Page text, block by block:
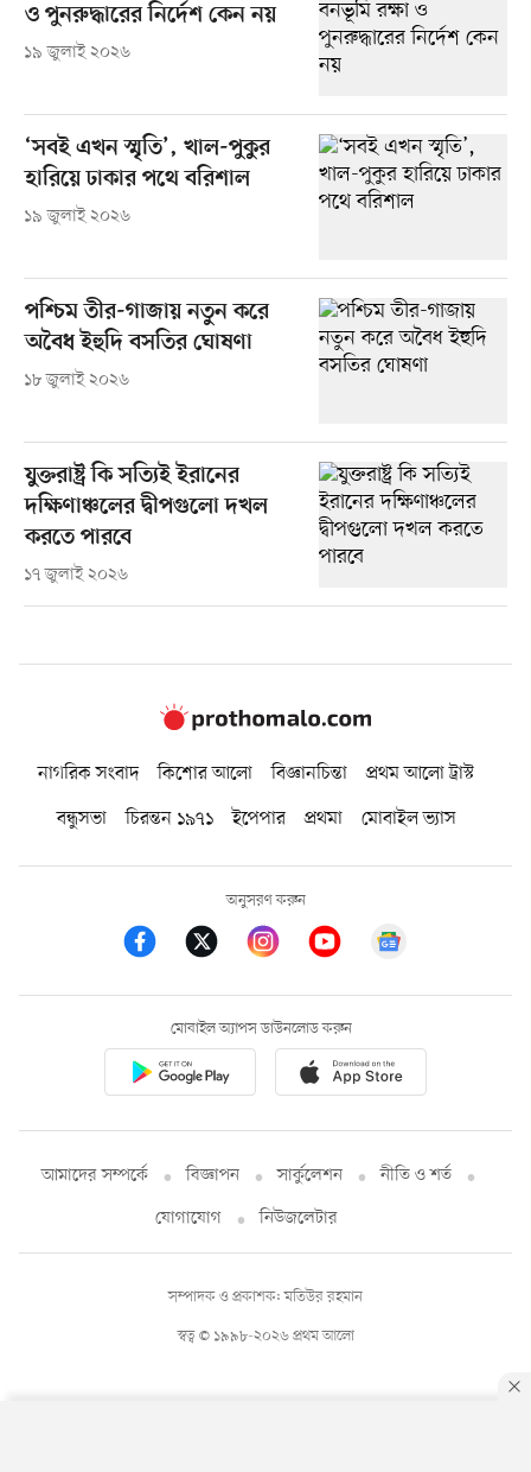
ও পুনরুদ্ধারের নির্দেশ কেন নয়
১৯ জুলাই ২০২৬
‘সবই এখন স্মৃতি’, খাল-পুকুর
হারিয়ে ঢাকার পথে বরিশাল
১৯ জুলাই ২০২৬
পশ্চিম তীর-গাজায় নতুন করে
অবৈধ ইহুদি বসতির ঘোষণা
১৮ জুলাই ২০২৬
যুক্তরাষ্ট্র কি সত্যিই ইরানের
দক্ষিণাঞ্চলের দ্বীপগুলো দখল
করতে পারবে
১৭ জুলাই ২০২৬
নাগরিক সংবাদ কিশোর আলো বিজ্ঞানচিন্তা
প্রথম আলো ট্রাস্ট
বন্ধুসভা
চিরন্তন ১৯৭১ ইপেপার প্রথমা মোবাইল ভ্যাস
অনুসরণ করুন
মোবাইল অ্যাপস ডাউনলোড করুন
আমাদের সম্পর্কে বিজ্ঞাপন সার্কুলেশন
নীতি ও শর্ত
যোগাযোগ
নিউজলেটার
স্বত্ব © ১৯৯৮-২০২৬ প্রথম আলো
সম্পাদক ও প্রকাশক: মতিউর রহমান